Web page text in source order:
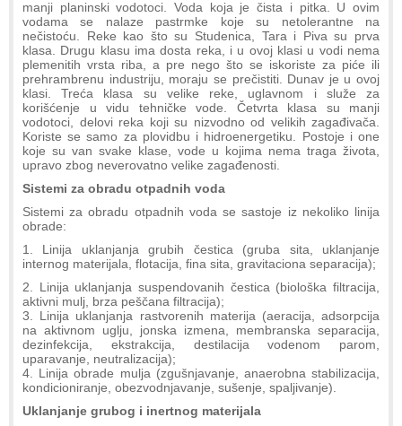
manji planinski vodotoci. Voda koja je čista i pitka. U ovim
vodama se nalaze pastrmke koje su netolerantne na
nečistoću. Reke kao što su Studenica, Tara i Piva su prva
klasa. Drugu klasu ima dosta reka, i u ovoj klasi u vodi nema
plemenitih vrsta riba, a pre nego što se iskoriste za piće ili
prehrambrenu industriju, moraju se prečistiti. Dunav je u ovoj
klasi. Treća klasa su velike reke, uglavnom i služe za
korišćenje u vidu tehničke vode. Četvrta klasa su manji
vodotoci, delovi reka koji su nizvodno od velikih zagađivača.
Koriste se samo za plovidbu i hidroenergetiku. Postoje i one
koje su van svake klase, vode u kojima nema traga života,
upravo zbog neverovatno velike zagađenosti.
Sistemi za obradu otpadnih voda
Sistemi za obradu otpadnih voda se sastoje iz nekoliko linija
obrade:
1. Linija uklanjanja grubih čestica (gruba sita, uklanjanje
internog materijala, flotacija, fina sita, gravitaciona separacija);
2. Linija uklanjanja suspendovanih čestica (biološka filtracija,
aktivni mulj, brza peščana filtracija);
3. Linija uklanjanja rastvorenih materija (aeracija, adsorpcija
na aktivnom uglju, jonska izmena, membranska separacija,
dezinfekcija, ekstrakcija, destilacija vodenom parom,
uparavanje, neutralizacija);
4. Linija obrade mulja (zgušnjavanje, anaerobna stabilizacija,
kondicioniranje, obezvodnjavanje, sušenje, spaljivanje).
Uklanjanje grubog i inertnog materijala